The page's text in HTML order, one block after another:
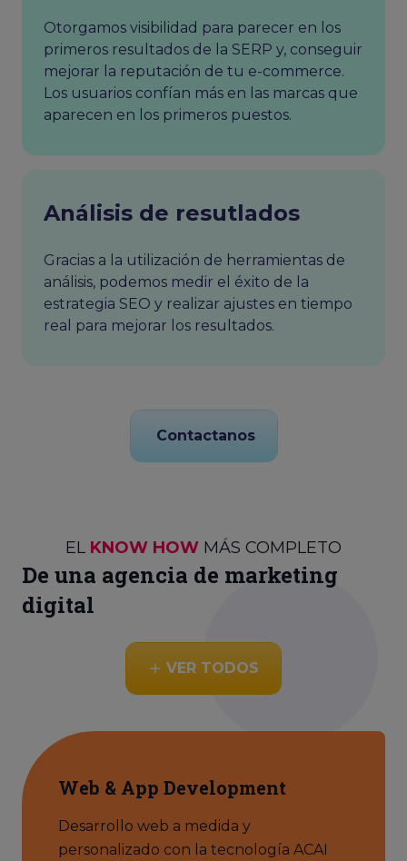
Otorgamos visibilidad para parecer en los
primeros resultados de la SERP y, conseguir
mejorar la reputación de tu e-commerce.
Los usuarios confían más en las marcas que
aparecen en los primeros puestos.
Análisis de resutlados
Gracias a la utilización de herramientas de
análisis, podemos medir el éxito de la
estrategia SEO y realizar ajustes en tiempo
real para mejorar los resultados.
Contactanos
EL KNOW HOW MÁS COMPLETO
De una agencia de marketing
digital
VER TODOS
Web & App Development
Desarrollo web a medida y
personalizado con la tecnología ACAI